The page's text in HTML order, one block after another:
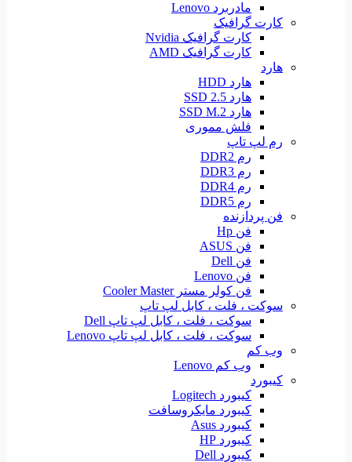
مادربرد Lenovo
کارت گرافیک
کارت گرافیک Nvidia
کارت گرافیک AMD
هارد
هارد HDD
هارد SSD 2.5
هارد SSD M.2
فلش مموری
رم لپ تاپ
رم DDR2
رم DDR3
رم DDR4
رم DDR5
فن پردازنده
فن Hp
فن ASUS
فن Dell
فن Lenovo
فن کولر مستر Cooler Master
سوکت ، فلت ، کابل لپ تاپ
سوکت ، فلت ، کابل لپ تاپ Dell
سوکت ، فلت ، کابل لپ تاپ Lenovo
وب کم
وب کم Lenovo
کیبورد
کیبورد Logitech
کیبورد مایکروسافت
کیبورد Asus
کیبورد HP
کیبورد Dell